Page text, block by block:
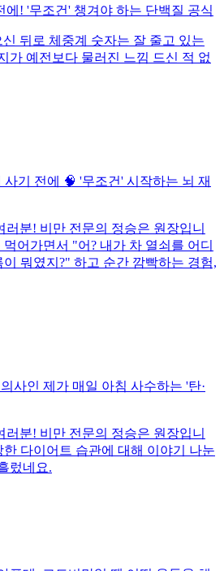
에! '무조건' 챙겨야 하는 단백질 공식
뒤로 체중계 숫자는 잘 줄고 있는
가 예전보다 물러진 느낌 드신 적 없
기 전에 🧠 '무조건' 시작하는 뇌 재
러분! 비만 전문의 정승은 원장입니
어가면서 "어? 내가 차 열쇠를 어디
뭐였지?" 하고 순간 깜빡하는 경험,
사인 제가 매일 아침 사수하는 '탄·
러분! 비만 전문의 정승은 원장입니
한 다이어트 습관에 대해 이야기 나눈
렀네요.